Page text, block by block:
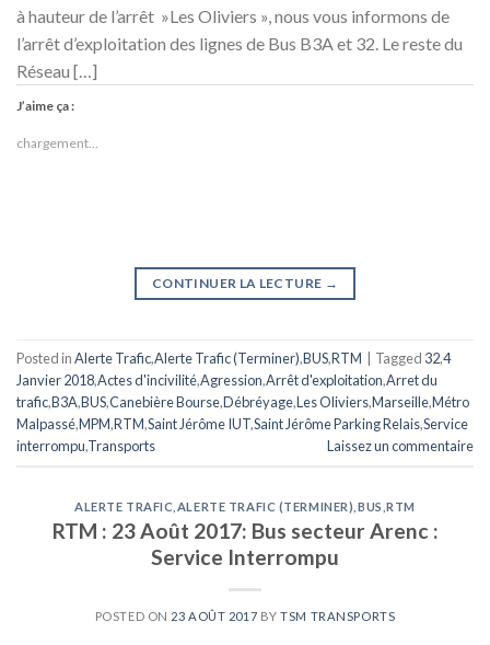
à hauteur de l’arrêt »Les Oliviers », nous vous informons de
l’arrêt d’exploitation des lignes de Bus B3A et 32. Le reste du
Réseau […]
J’aime ça :
chargement…
CONTINUER LA LECTURE →
Posted inAlerte Trafic,Alerte Trafic (Terminer),BUS,RTM Tagged 32,4
Janvier 2018,Actes d'incivilité,Agression,Arrêt d'exploitation,Arret du
trafic,B3A,BUS,Canebière Bourse,Débréyage,Les Oliviers,Marseille,Métro
Malpassé,MPM,RTM,Saint Jérôme IUT,Saint Jérôme Parking Relais,Service
interrompu,Transports Laissez un commentaire
ALERTE TRAFIC ALERTE TRAFIC (TERMINER) BUS ,RTM
RTM : 23 Août 2017: Bus secteur Arenc :
Service Interrompu
POSTED ON 23 AOÛT 2017 BYTSM TRANSPORTS